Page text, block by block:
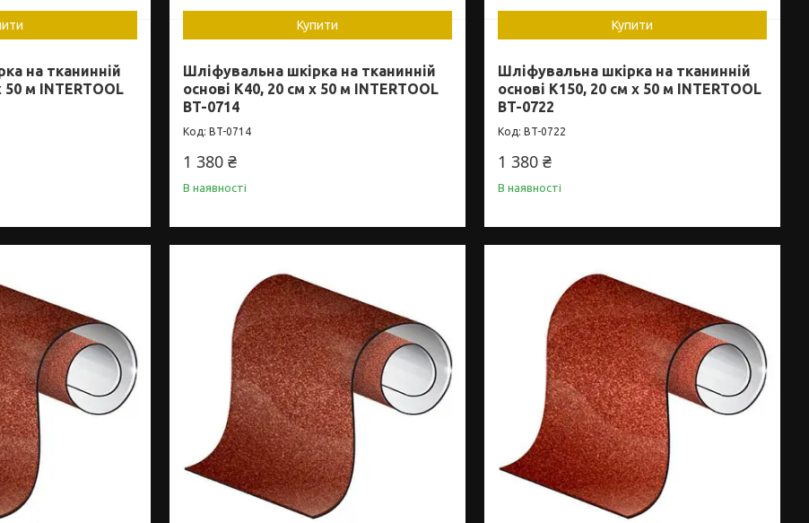
на тканинній
50 м INTERTOOL
Купити
Шліфувальна шкірка на тканинній
основі К40, 20 см x 50 м INTERTOOL
BT-0714
BT-0714
1 380 ₴
В наявності
Купити
Шліфувальна шкірка на тканинній
основі К150, 20 см x 50 м INTERTOOL
BT-0722
BT-0722
1 380 ₴
В наявності